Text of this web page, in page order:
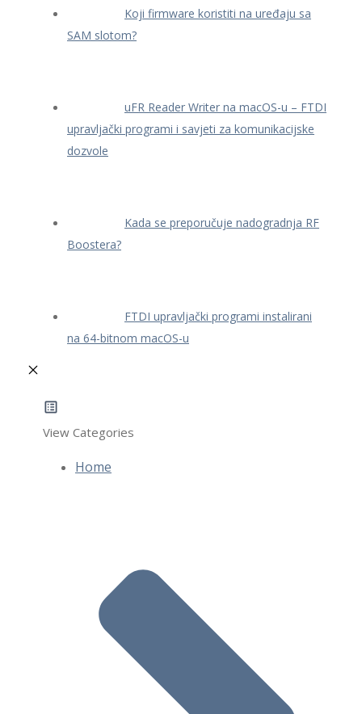
Koji firmware koristiti na uređaju sa
SAM slotom?
uFR Reader Writer na macOS-u – FTDI
upravljački programi i savjeti za komunikacijske
dozvole
Kada se preporučuje nadogradnja RF
Boostera?
FTDI upravljački programi instalirani
na 64-bitnom macOS-u
View Categories
Home